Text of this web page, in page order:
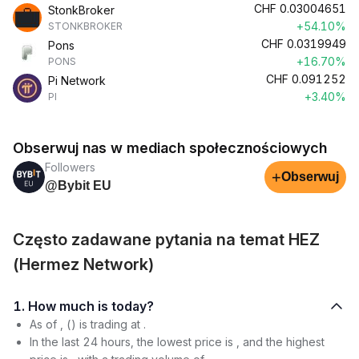
StonkBroker
STONKBROKER
CHF 0.03004651
+54.10%
Pons
PONS
CHF 0.0319949
+16.70%
Pi Network
PI
CHF 0.091252
+3.40%
Obserwuj nas w mediach społecznościowych
Followers
@Bybit EU
+Obserwuj
Często zadawane pytania na temat HEZ
(Hermez Network)
1. How much is today?
As of , () is trading at .
In the last 24 hours, the lowest price is , and the highest